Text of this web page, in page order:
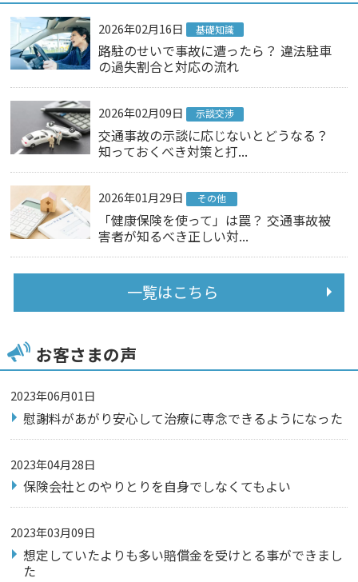
2026年02月16日 基礎知識
路駐のせいで事故に遭ったら？ 違法駐車
の過失割合と対応の流れ
2026年02月09日 示談交渉
交通事故の示談に応じないとどうなる？
知っておくべき対策と打...
2026年01月29日 その他
「健康保険を使って」は罠？ 交通事故被
害者が知るべき正しい対...
一覧はこちら
お客さまの声
2023年06月01日
慰謝料があがり安心して治療に専念できるようになった
2023年04月28日
保険会社とのやりとりを自身でしなくてもよい
2023年03月09日
想定していたよりも多い賠償金を受けとる事ができまし
た